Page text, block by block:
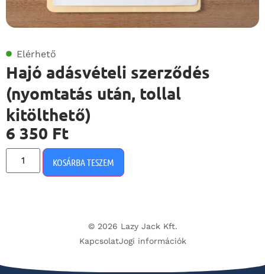
Elérhető
Hajó adásvételi szerződés
(nyomtatás után, tollal
kitölthető)
6 350 Ft
KOSÁRBA TESZEM
© 2026 Lazy Jack Kft.
KapcsolatJogi információk